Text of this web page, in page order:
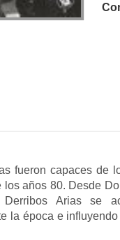
fueron capaces de
los años 80. Desde
Derribos Arias se
la época e